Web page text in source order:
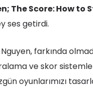
The Score: How to
ses getirdi.
farkında
ve skor
oyunlarımızı